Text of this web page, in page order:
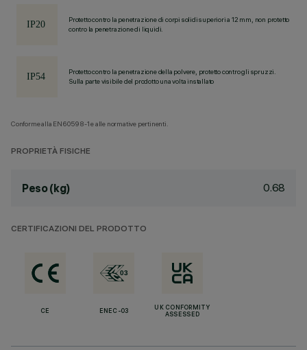
Protetto contro la penetrazione di corpi solidi superiori a 12 mm, non protetto
contro la penetrazione di liquidi.
Protetto contro la penetrazione della polvere, protetto contro gli spruzzi.
Sulla parte visibile del prodotto una volta installato
Conforme alla EN60598-1 e alle normative pertinenti.
PROPRIETÀ FISICHE
Peso (kg) 0.68
CERTIFICAZIONI DEL PRODOTTO
CE ENEC-03
UK CONFORMITY
ASSESSED